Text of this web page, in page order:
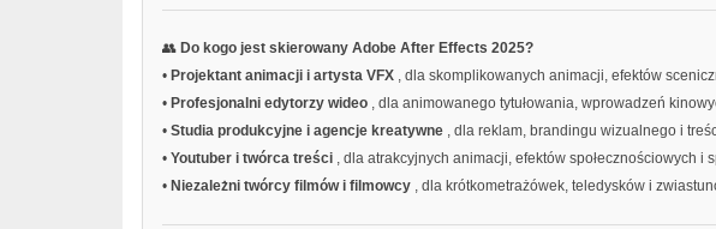
👥 Do kogo jest skierowany Adobe After Effects 2025?
• Projektant animacji i artysta VFX , dla skomplikowanych animacji, efektów
• Profesjonalni edytorzy wideo , dla animowanego tytułowania, wprowadzeń
• Studia produkcyjne i agencje kreatywne , dla reklam, brandingu wizualnego i
• Youtuber i twórca treści , dla atrakcyjnych animacji, efektów społecznościowych i
• Niezależni twórcy filmów i filmowcy , dla krótkometrażówek, teledysków i